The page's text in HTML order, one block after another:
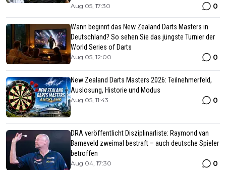
Aug 05, 17:30 0
Wann beginnt das New Zealand Darts Masters in
Deutschland? So sehen Sie das jüngste Turnier der
World Series of Darts
Aug 05, 12:00 0
New Zealand Darts Masters 2026: Teilnehmerfeld,
Auslosung, Historie und Modus
Aug 05, 11:43 0
DRA veröffentlicht Disziplinarliste: Raymond van
Barneveld zweimal bestraft – auch deutsche Spieler
betroffen
Aug 04, 17:30 0